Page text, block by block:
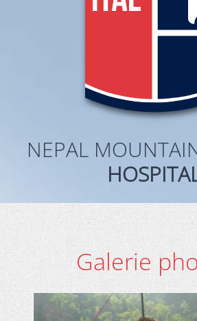
NEPAL
Galerie